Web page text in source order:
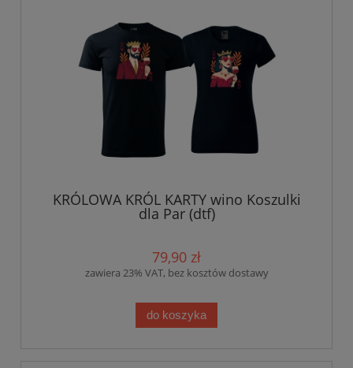
KRÓLOWA KRÓL KARTY wino Koszulki
dla Par (dtf)
79,90 zł
zawiera 23% VAT, bez kosztów dostawy
do koszyka